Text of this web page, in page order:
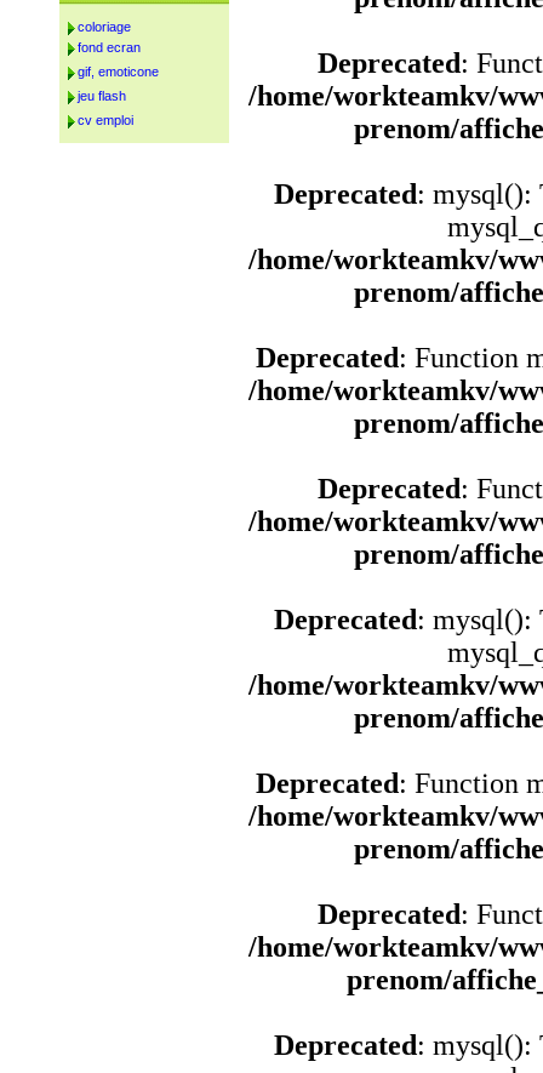
Deprecated:
/home/workteamkv/
prenom/
Deprecated: mysql():
/home/workteamkv/
prenom/
Deprecated: Function
/home/workteamkv/
prenom/
Deprecated:
/home/workteamkv/
prenom/
Deprecated: mysql():
/home/workteamkv/
prenom/
Deprecated: Function
/home/workteamkv/
prenom/
Deprecated:
/home/workteamkv/
prenom/
Deprecated: mysql():
coloriage
fond ecran
gif, emoticone
jeu flash
cv emploi